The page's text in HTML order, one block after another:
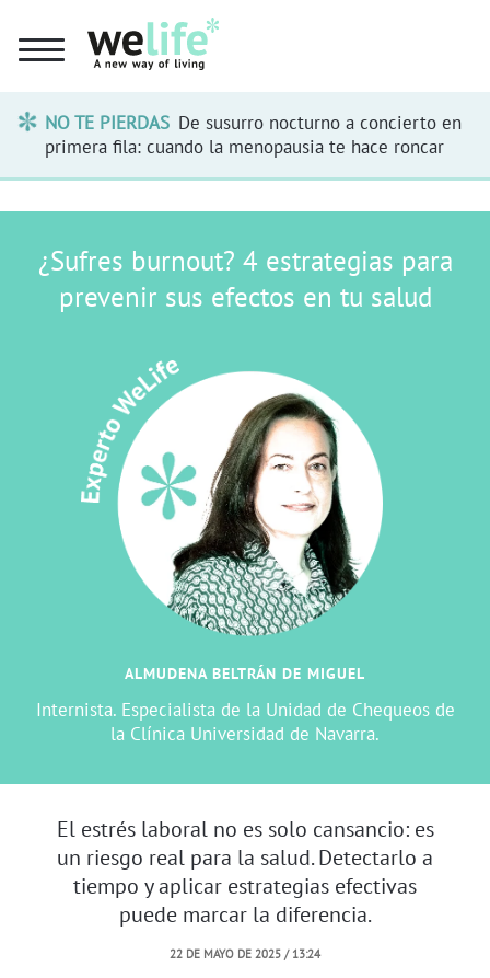
NO TE PIERDAS De susurro nocturno a concierto en
primera fila: cuando la menopausia te hace roncar
¿Sufres burnout? 4 estrategias para
prevenir sus efectos en tu salud
ALMUDENA BELTRÁN DE MIGUEL
Internista. Especialista de la Unidad de Chequeos de
la Clínica Universidad de Navarra.
El estrés laboral no es solo cansancio: es
un riesgo real para la salud. Detectarlo a
tiempo y aplicar estrategias efectivas
puede marcar la diferencia.
22 DE MAYO DE 2025 / 13:24